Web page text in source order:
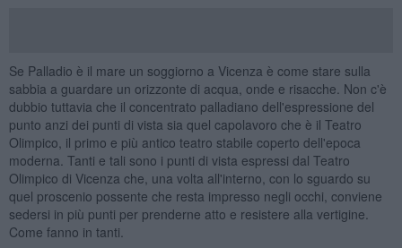
Se Palladio è il mare un soggiorno a Vicenza è come stare sulla
sabbia a guardare un orizzonte di acqua, onde e risacche. Non c'è
dubbio tuttavia che il concentrato palladiano dell'espressione del
punto anzi dei punti di vista sia quel capolavoro che è il Teatro
Olimpico, il primo e più antico teatro stabile coperto dell'epoca
moderna. Tanti e tali sono i punti di vista espressi dal Teatro
Olimpico di Vicenza che, una volta all'interno, con lo sguardo su
quel proscenio possente che resta impresso negli occhi, conviene
sedersi in più punti per prenderne atto e resistere alla vertigine.
Come fanno in tanti.